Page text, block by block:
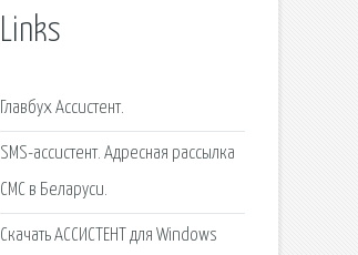
Links
Главбух Ассистент.
SMS-ассистент. Адресная рассылка
СМС в Беларуси.
Скачать АССИСТЕНТ для Windows